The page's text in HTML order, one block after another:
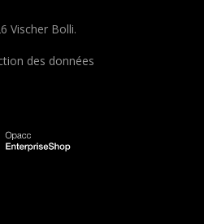
Vischer Bolli.
des données